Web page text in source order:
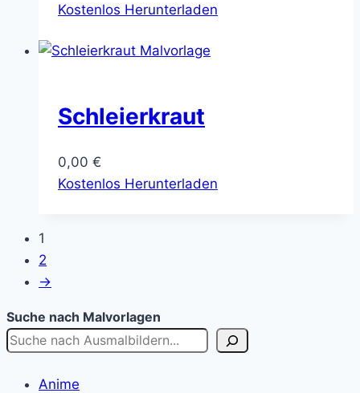
Kostenlos Herunterladen
Schleierkraut
0,00 €
Kostenlos Herunterladen
1
2
→
Suche nach Malvorlagen
Anime